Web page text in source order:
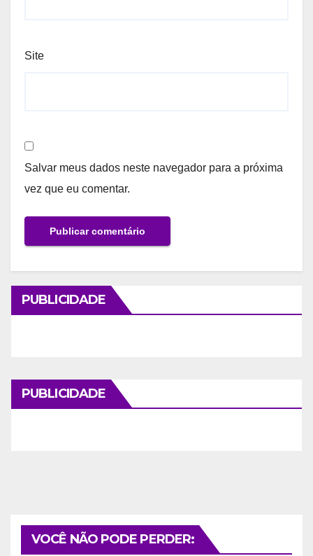
Site
Salvar meus dados neste navegador para a próxima
vez que eu comentar.
PUBLICIDADE
PUBLICIDADE
VOCÊ NÃO PODE PERDER: